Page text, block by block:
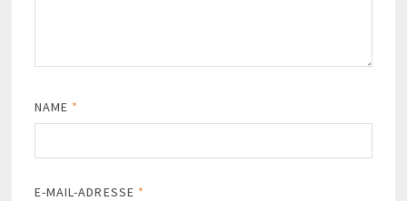
NAME *
E-MAIL-ADRESSE *